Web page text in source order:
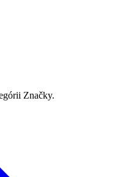
Značky.